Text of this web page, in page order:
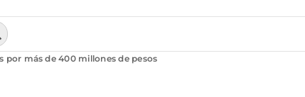
de búsqueda
por más de 400 millones de pesos